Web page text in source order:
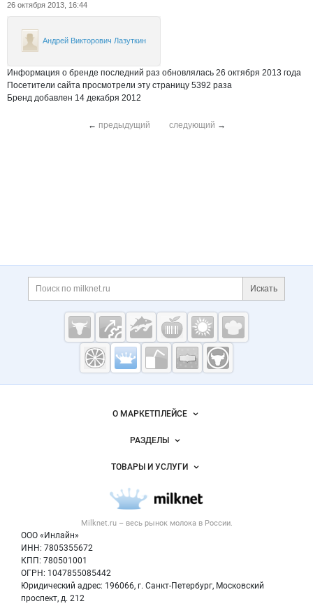
26 октября 2013, 16:44
Андрей Викторович Лазуткин
Информация о бренде последний раз обновлялась 26 октября 2013 года
Посетители сайта просмотрели эту страницу 5392 раза
Бренд добавлен 14 декабря 2012
← предыдущий следующий →
Дополнительная информация
Поиск по сайту и
Искать
Cсылки на полезные проекты
Молочная
промышленность
Milknet.ru
Важные разделы и контакты
Milknet.ru – весь рынок молокав России.
ООО «Инлайн»
ИНН: 7805355672
КПП: 780501001
ОГРН: 1047855085442
Юридический адрес: 196066, г. Санкт-Петербург, Московский
проспект, д. 212
Навигация по сайтуО МАРКЕТПЛЕЙСЕ
Новости Milknet.ru
Размещение рекламы
Публичная оферта
Контактная информация
Политика обработки персональных данных
РАЗДЕЛЫ
Объявления
Новости рынка
ТОВАРЫ И УСЛУГИ
Молочная продукция
Вторичное сырье
Оборудование